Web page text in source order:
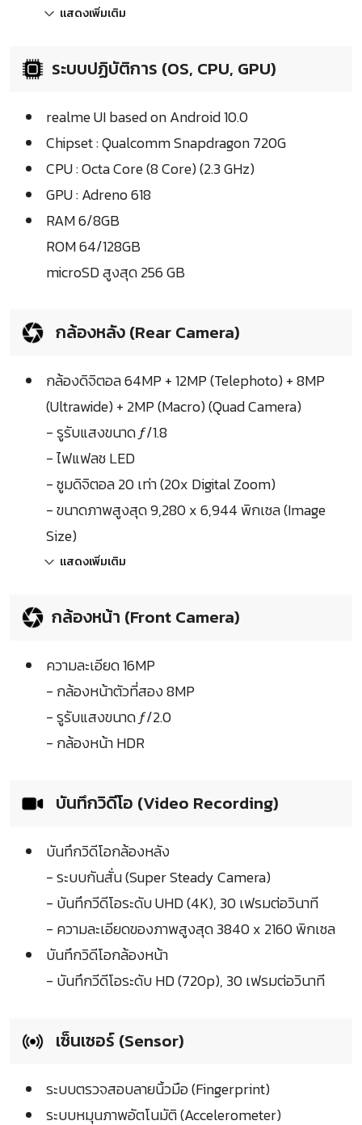
แสดงเพิ่มเติม
ระบบปฏิบัติการ (OS, CPU, GPU)
realme UI based on Android 10.0
Chipset : Qualcomm Snapdragon 720G
CPU : Octa Core (8 Core) (2.3 GHz)
GPU : Adreno 618
RAM 6/8GB
ROM 64/128GB
microSD สูงสุด 256 GB
กล้องหลัง (Rear Camera)
กล้องดิจิตอล 64MP + 12MP (Telephoto) + 8MP
(Ultrawide) + 2MP (Macro) (Quad Camera)
- รูรับแสงขนาด ƒ/1.8
- ไฟแฟลช LED
- ซูมดิจิตอล 20 เท่า (20x Digital Zoom)
- ขนาดภาพสูงสุด 9,280 x 6,944 พิกเซล (Image
Size)
แสดงเพิ่มเติม
กล้องหน้า (Front Camera)
ความละเอียด 16MP
- กล้องหน้าตัวที่สอง 8MP
- รูรับแสงขนาด ƒ/2.0
- กล้องหน้า HDR
บันทึกวิดีโอ (Video Recording)
บันทึกวิดีโอกล้องหลัง
- ระบบกันสั่น (Super Steady Camera)
- บันทึกวีดีโอระดับ UHD (4K), 30 เฟรมต่อวินาที
- ความละเอียดของภาพสูงสุด 3840 x 2160 พิกเซล
บันทึกวิดีโอกล้องหน้า
- บันทึกวีดีโอระดับ HD (720p), 30 เฟรมต่อวินาที
เซ็นเซอร์ (Sensor)
ระบบตรวจสอบลายนิ้วมือ (Fingerprint)
ระบบหมุนภาพอัตโนมัติ (Accelerometer)